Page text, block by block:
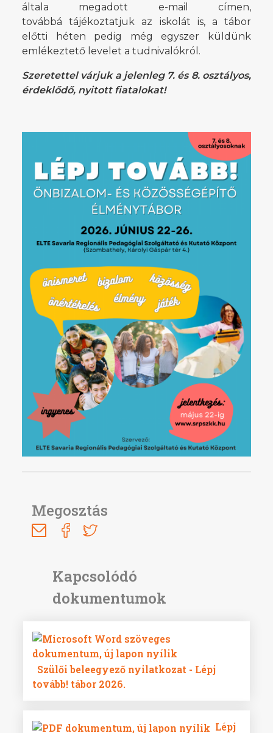
általa megadott e-mail címen,
továbbá tájékoztatjuk az iskolát is, a tábor
előtti héten pedig még egyszer küldünk
emlékeztető levelet a tudnivalókról.
Szeretettel várjuk a jelenleg 7. és 8. osztályos,
érdeklődő, nyitott fiatalokat!
Megosztás
Szülői beleegyező nyilatkozat - Lépj
tovább! tábor 2026.
Lépj